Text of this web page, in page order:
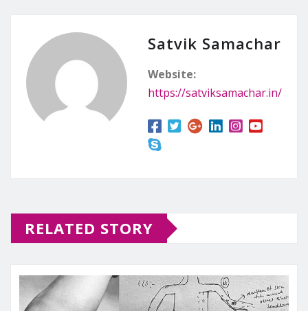
Satvik Samachar
Website:
https://satviksamachar.in/
RELATED STORY